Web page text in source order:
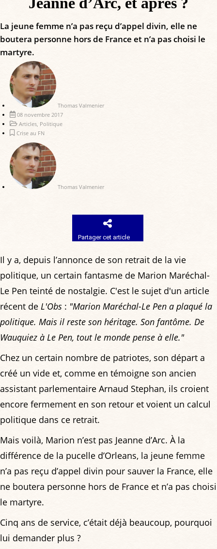
La jeune femme n’a pas reçu d’appel divin, elle ne
boutera personne hors de France et n’a pas choisi le
martyre.
Thomas Valmenier
08 novembre 2017
Articles, Politique
Crise au FN
Thomas Valmenier
Partager cet article
Il y a, depuis l’annonce de son retrait de la vie
politique, un certain fantasme de Marion Maréchal-
Le Pen teinté de nostalgie. C'est le sujet d'un article
récent de L'Obs : "Marion Maréchal-Le Pen a plaqué la
politique. Mais il reste son héritage. Son fantôme. De
Wauquiez à Le Pen, tout le monde pense à elle."
Chez un certain nombre de patriotes, son départ a
créé un vide et, comme en témoigne son ancien
assistant parlementaire Arnaud Stephan, ils croient
encore fermement en son retour et voient un calcul
politique dans ce retrait.
Mais voilà, Marion n’est pas Jeanne d’Arc. À la
différence de la pucelle d’Orleans, la jeune femme
n’a pas reçu d’appel divin pour sauver la France, elle
ne boutera personne hors de France et n’a pas choisi
le martyre.
Cinq ans de service, c’était déjà beaucoup, pourquoi
lui demander plus ?